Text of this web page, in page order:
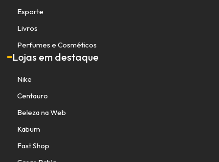
Esporte
Livros
Perfumes e Cosméticos
Lojas em destaque
Nike
Centauro
Beleza na Web
Kabum
Fast Shop